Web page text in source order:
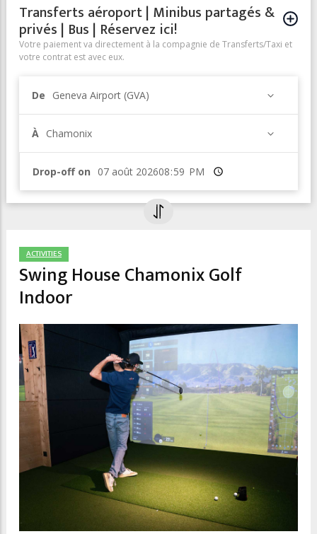
Transferts aéroport | Minibus partagés &
privés | Bus | Réservez ici!
Votre paiement va directement à la compagnie de Transferts/Taxi et
votre contrat est avec eux.
De Geneva Airport (GVA)
À Chamonix
Drop-off on Heure
ACTIVITIES
Swing House Chamonix Golf
Indoor